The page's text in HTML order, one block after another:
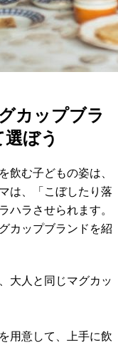
カップブラ
ぼう
飲む子どもの姿は、
は、「こぼしたり落
ハラさせられます。
カップブランドを紹
大人と同じマグカッ
用意して、上手に飲